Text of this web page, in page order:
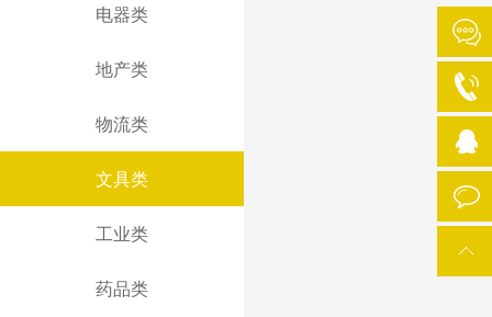
电器类
地产类
物流类
文具类
工业类
药品类